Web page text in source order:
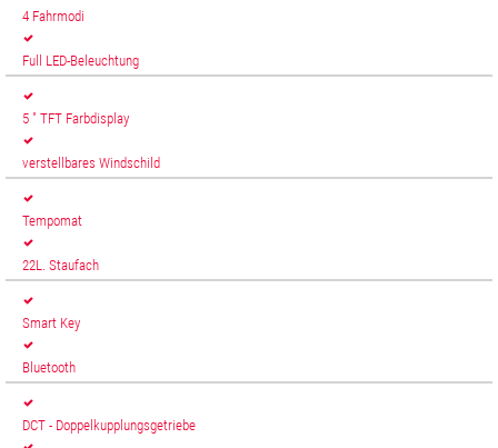
4 Fahrmodi
Full LED-Beleuchtung
5 " TFT Farbdisplay
verstellbares Windschild
Tempomat
22L. Staufach
Smart Key
Bluetooth
DCT - Doppelkupplungsgetriebe